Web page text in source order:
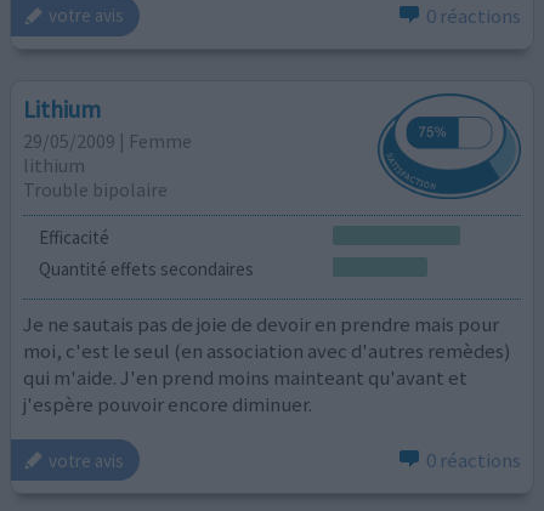
votre avis 0 réactions
Lithium
29/05/2009 | Femme
lithium
Trouble bipolaire
Efficacité
Quantité effets secondaires
Je ne sautais pas de joie de devoir en prendre mais pour
moi, c'est le seul (en association avec d'autres remèdes)
qui m'aide. J'en prend moins mainteant qu'avant et
j'espère pouvoir encore diminuer.
votre avis 0 réactions